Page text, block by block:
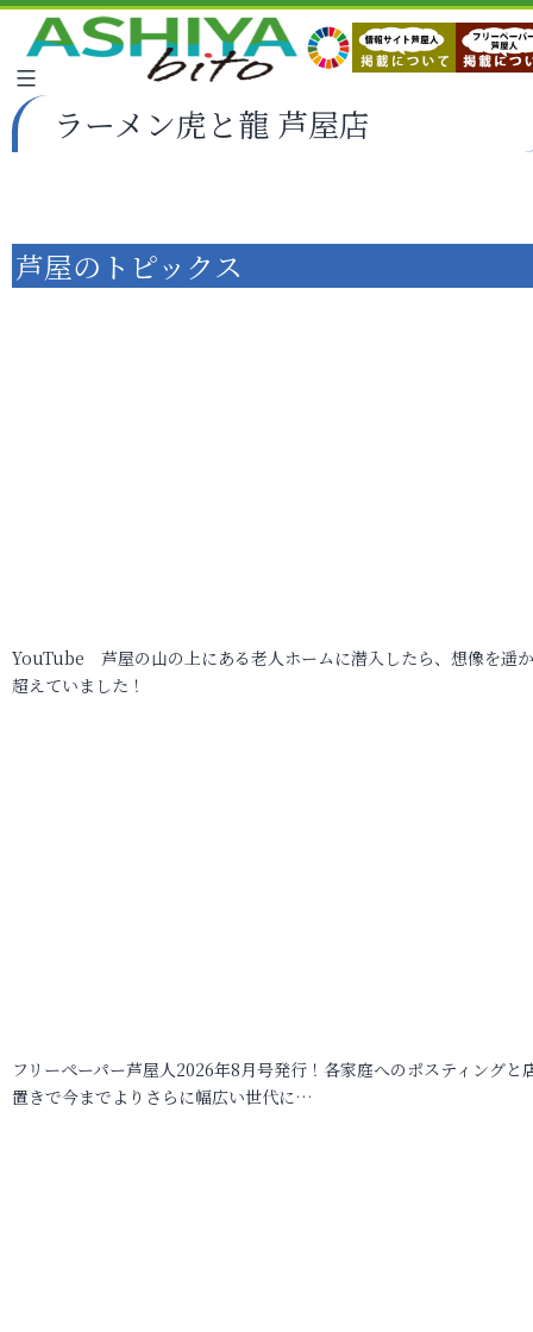
ラーメン虎と龍 芦屋店
芦屋のトピックス
YouTube 芦屋の山の上にある老人ホームに潜入したら、想像を遥
超えていました！
フリーペーパー芦屋人2026年8月号発行！各家庭へのポスティングと
置きで今までよりさらに幅広い世代に…